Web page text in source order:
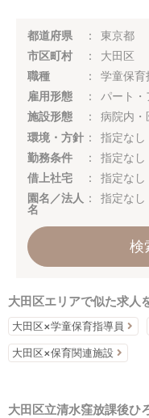
都道府県
東京都
市区町村
大田区
職種
学童保育
雇用形態
パート・
施設形態
病院内・
環境・方針
指定なし
勤務条件
指定なし
借上社宅
指定なし
園名／法人
名
指定なし
検
大田区エリアで似た求人
大田区×学童保育指導員
大田区×保育関連施設
大田区立清水窪放課後ひ